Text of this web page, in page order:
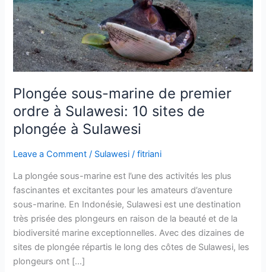
Plongée sous-marine de premier
ordre à Sulawesi: 10 sites de
plongée à Sulawesi
Leave a Comment / Sulawesi /fitriani
La plongée sous-marine est l’une des activités les plus
fascinantes et excitantes pour les amateurs d’aventure
sous-marine. En Indonésie, Sulawesi est une destination
très prisée des plongeurs en raison de la beauté et de la
biodiversité marine exceptionnelles. Avec des dizaines de
sites de plongée répartis le long des côtes de Sulawesi, les
plongeurs ont […]
à
Sulawesi:
10
sites
de
à
Sulawesi